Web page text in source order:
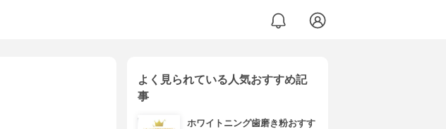
よく見られている人気おすすめ記
事
ホワイトニング歯磨き粉おすす